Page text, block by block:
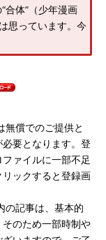
合体”（少年漫画
思っています。今
無償でのご提供と
要となります。登
ァイルに一部不足
ックすると登録画
の記事は、基本的
のため一部時制や